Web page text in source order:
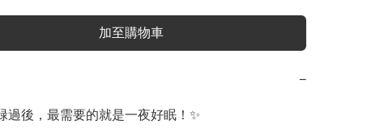
加至購物車
−
過後，最需要的就是一夜好眠！✨